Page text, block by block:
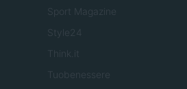
Sport Magazine
Style24
Think.it
Tuobenessere